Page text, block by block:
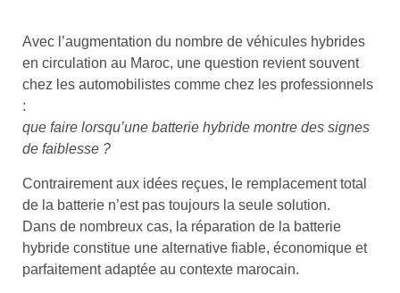
Avec l’augmentation du nombre de véhicules hybrides
en circulation au Maroc, une question revient souvent
chez les automobilistes comme chez les professionnels
:
que faire lorsqu’une batterie hybride montre des signes
de faiblesse ?
Contrairement aux idées reçues, le remplacement total
de la batterie n’est pas toujours la seule solution.
Dans de nombreux cas, la réparation de la batterie
hybride constitue une alternative fiable, économique et
parfaitement adaptée au contexte marocain.